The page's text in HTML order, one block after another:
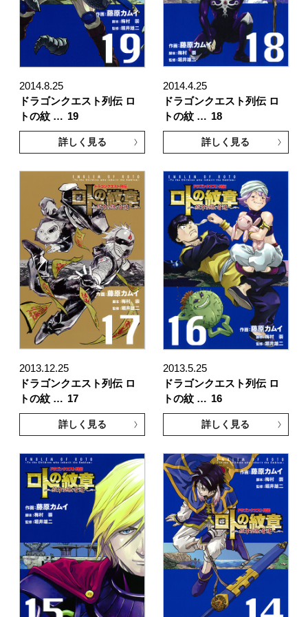
2014.8.25
ドラゴンクエスト列伝 ロ
トの紋 … 19
詳しく見る
2014.4.25
ドラゴンクエスト列伝 ロ
トの紋 … 18
詳しく見る
2013.12.25
ドラゴンクエスト列伝 ロ
トの紋 … 17
詳しく見る
2013.5.25
ドラゴンクエスト列伝 ロ
トの紋 … 16
詳しく見る